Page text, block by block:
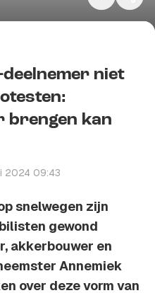
niet
brengen kan
2024 09:43
snelwegen zijn
gewond
akkerbouwer en
Annemiek
over deze vorm van